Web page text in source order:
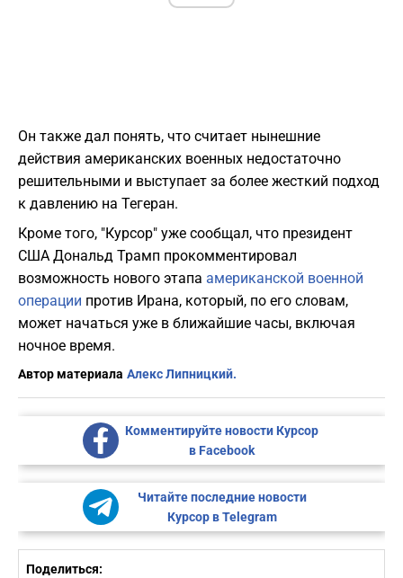
Он также дал понять, что считает нынешние
действия американских военных недостаточно
решительными и выступает за более жесткий подход
к давлению на Тегеран.
Кроме того, "Курсор" уже сообщал, что президент
США Дональд Трамп прокомментировал
возможность нового этапа американской военной
операции против Ирана, который, по его словам,
может начаться уже в ближайшие часы, включая
ночное время.
Автор материала Алекс Липницкий.
Комментируйте новости Курсор
в Facebook
Читайте последние новости
Курсор в Telegram
Поделиться: